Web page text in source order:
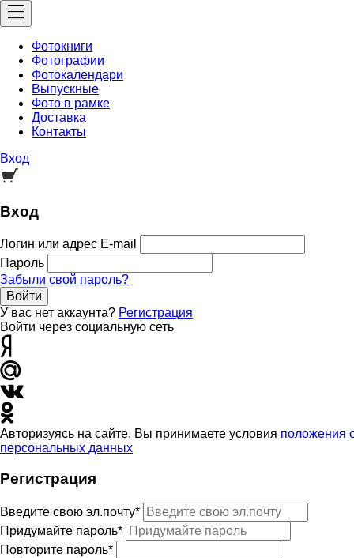
Фотокниги
Фотографии
Фотокалендари
Выпускные
Фото в рамке
Доставка
Контакты
Вход
Вход
Логин или адрес E-mail
Пароль
Забыли свой пароль?
Войти
У вас нет аккаунта? Регистрация
Войти через социальную сеть
Авторизуясь на сайте, Вы принимаете условия положения
персональных данных
Регистрация
Введите свою эл.почту*
Придумайте пароль*
Повторите пароль*